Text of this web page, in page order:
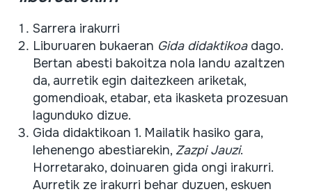
Sarrera irakurri
Liburuaren bukaeran Gida didaktikoadago.
Bertan abesti bakoitza nola landu azaltzen
da, aurretik egin daitezkeen ariketak,
gomendioak, etabar, eta ikasketa prozesuan
lagunduko dizue.
Gida didaktikoan 1. Mailatik hasiko gara,
lehenengo abestiarekin, Zazpi Jauzi.
Horretarako, doinuaren gida ongi irakurri.
Aurretik ze irakurri behar duzuen, eskuen